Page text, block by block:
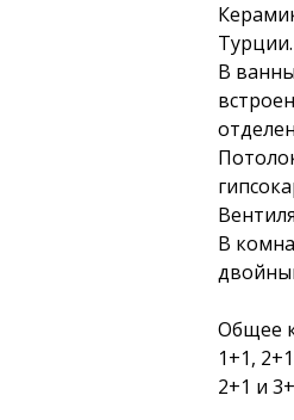
Турции.
В
В
Общее
1+1,
2+1 и